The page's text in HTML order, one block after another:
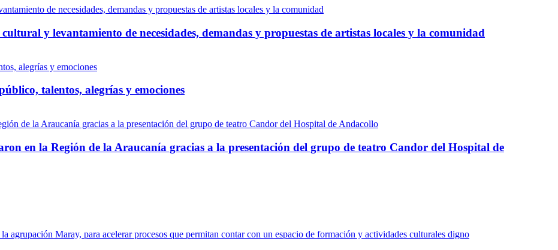
y levantamiento de necesidades, demandas y propuestas de artistas locales y la comunidad
talentos, alegrías y emociones
en la Región de la Araucanía gracias a la presentación del grupo de teatro Candor del Hospital de